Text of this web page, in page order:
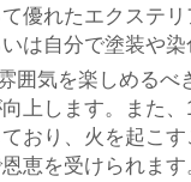
優れたエクステ
は自分で塗装や染
気を楽しめる
上します。また
おり、火を起こ
恵を受けられま